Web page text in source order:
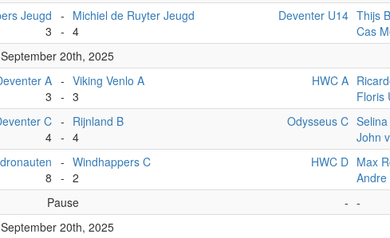
Jeugd
3
-
-
Michiel de Ruyter Jeugd
4
Deventer U14 Thijs
Cas
September 20th, 2025
A
3
-
-
Viking Venlo A
3
HWC A
Floris
C
4
-
-
Rijnland B
4
Odysseus C
John
8
-
-
Windhappers C
2
HWC D Max
Pause - -
September 20th, 2025